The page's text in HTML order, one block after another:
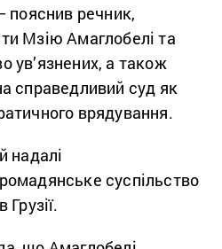
пояснив речник,
Мзію Амаглобелі та
ув’язнених, а також
справедливий суд як
врядування.
надалі
суспільство